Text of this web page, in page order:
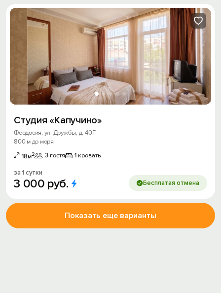
Студия «Капучино»
Феодосия, ул. Дружбы, д. 40Г
800 м до моря
18м2 3 гостя 1 кровать
за 1 сутки
3 000 руб. Бесплатая отмена
Показать еще варианты